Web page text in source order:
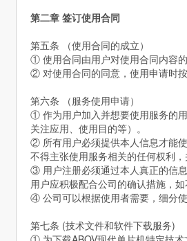
第二章 签订使用合同
第五条 （使用合同的成立）
① 使用合同由用户对使用合同内容
② 对使用合同的同意，使用申请时
第六条 （服务使用申请）
① 作为用户加入并想要使用服务的
关注应用、使用目的等）。
② 所有用户必须提供本人信息才能
不得主张使用服务相关的任何权利
③ 用户注册必须通过本人真正的信
用户应积极配合公司的确认措施，
④ 公司可以根据使用者需要，细分
第七条 (技术文件和软件下载服务)